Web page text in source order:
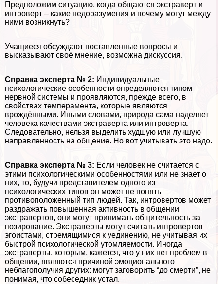
Предположим ситуацию, когда общаются экстраверт и
интроверт – какие недоразумения и почему могут между
ними возникнуть?
Учащиеся обсуждают поставленные вопросы и
высказывают своё мнение, возможна дискуссия.
Справка эксперта № 2: Индивидуальные
психологические особенности определяются типом
нервной системы и проявляются, прежде всего, в
свойствах темперамента, которые являются
врождёнными. Иными словами, природа сама наделяет
человека качествами экстраверта или интроверта.
Следовательно, нельзя выделить худшую или лучшую
направленность на общение. Но вот учитывать это надо.
Справка эксперта № 3: Если человек не считается с
этими психологическими особенностями или не знает о
них, то, будучи представителем одного из
психологических типов он может не понять
противоположенный тип людей. Так, интровертов может
раздражать повышенная активность в общении
экстравертов, они могут принимать общительность за
позирование. Экстраверты могут считать интровертов
эгоистами, стремящимися к уединению, не учитывая их
быстрой психологической утомляемости. Иногда
экстраверты, которым, кажется, что у них нет проблем в
общении, являются причиной эмоционального
нeблагополучия других: могут заговорить “до cмepти”, не
понимая, что собеседник устал.